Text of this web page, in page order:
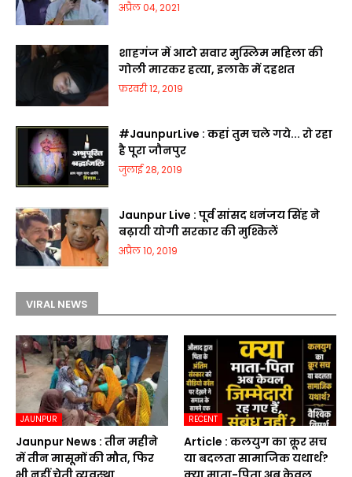
अप्रैल 04, 2021
शाहगंज में आटो सवार मुस्लिम महिला की
गोली मारकर हत्या, इलाके में दहशत
फ़रवरी 12, 2019
#JaunpurLive : कहां तुम चले गये... रो रहा
है पूरा जौनपुर
जुलाई 28, 2019
Jaunpur Live : पूर्व सांसद धनंजय सिंह ने
बढ़ायी योगी सरकार की मुश्किलें
अप्रैल 10, 2019
VIRAL NEWS
JAUNPUR
Jaunpur News : तीन महीने
में तीन मासूमों की मौत, फिर
RECENT
Article : कलयुग का क्रूर सच
या बदलता सामाजिक यथार्थ?